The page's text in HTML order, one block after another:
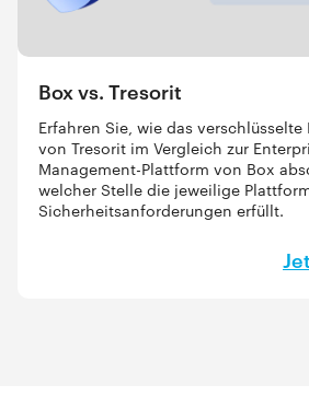
Box vs. Tresorit
Erfahren Sie, wie das
von Tresorit im Vergleich zur
Management-Plattform von Box
welcher Stelle die jeweilige
Sicherheitsanforderungen erfüllt.